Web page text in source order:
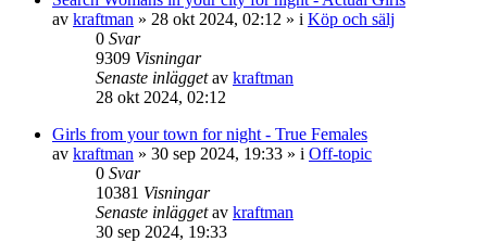
av kraftman » 28 okt 2024, 02:12 » i Köp och sälj
0 Svar
9309 Visningar
Senaste inläggetav kraftman
28 okt 2024, 02:12
Girls from your town for night - True Females
av kraftman » 30 sep 2024, 19:33 » i Off-topic
0 Svar
10381 Visningar
Senaste inläggetav kraftman
30 sep 2024, 19:33